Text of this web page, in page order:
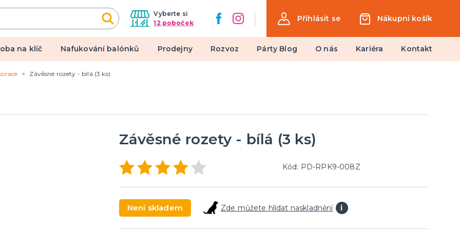
Vyberte si
12 poboček
Přihlásit se Nákupní košík
na klíč Nafukování balónků Prodejny Rozvoz Párty Blog O nás Kariéra Kontakt
Závěsné rozety - bílá (3 ks)
Závěsné rozety - bílá (3 ks)
Kód: PD-RPK9-008Z
Není skladem Zde můžete hlídat naskladnění i